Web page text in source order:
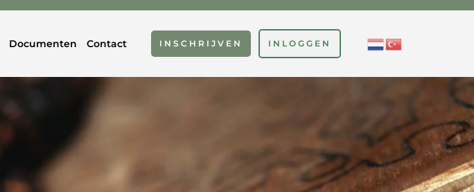
Documenten Contact INSCHRIJVEN INLOGGEN